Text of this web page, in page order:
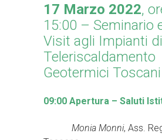
17 Marzo 2022,
15:00 – Seminario
Visit agli Impianti di
Teleriscaldamento
Geotermici Toscani
09:00 Apertura – Saluti
Monia Monni, Ass.